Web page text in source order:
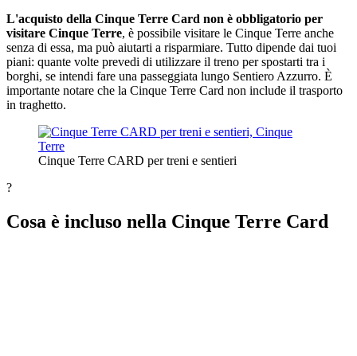
L'acquisto della Cinque Terre Card non è obbligatorio per
visitare Cinque Terre, è possibile visitare le Cinque Terre anche
senza di essa, ma può aiutarti a risparmiare. Tutto dipende dai tuoi
piani: quante volte prevedi di utilizzare il treno per spostarti tra i
borghi, se intendi fare una passeggiata lungo Sentiero Azzurro. È
importante notare che la Cinque Terre Card non include il trasporto
in traghetto.
Cinque Terre CARD per treni e sentieri
?
Cosa è incluso nella Cinque Terre Card